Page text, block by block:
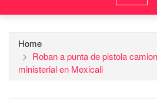
Home
Roban a punta de pistola
ministerial en Mexicali